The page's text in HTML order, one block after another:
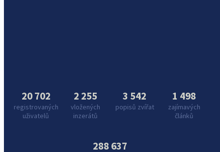
20 702
registrovaných
uživatelů
2 255
vložených
inzerátů
3 542
popisů zvířat
1 498
zajímavých
článků
288 637